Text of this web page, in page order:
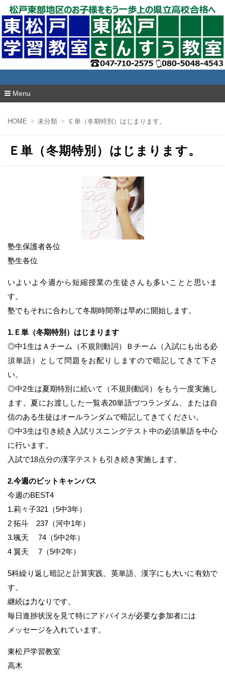
東松戸学習教室
Menu
ン
HOME 未分類 Ｅ単（冬期特別）はじまります。
Ｅ単（冬期特別）はじまります。
塾生保護者各位
塾生各位
いよいよ今週から短縮授業の生徒さんも多いことと思いま
す。
塾でもそれに合わして冬期時間帯は早めに開始します。
1.Ｅ単（冬期特別）はじまります
◎中1生はＡチーム（不規則動詞）Ｂチーム（入試にも出る必
須単語）として問題をお配りしますので暗記してきて下さ
い。
◎中2生は夏期特別に続いて（不規則動詞）をもう一度実施し
ます。夏にお渡しした一覧表20単語づつランダム、または自
信のある生徒はオールランダムで暗記してきてください。
◎中3生は引き続き入試リスニングテスト中の必須単語を中心
に行います。
入試で18点分の漢字テストも引き続き実施します。
2.今週のビットキャンパス
今週のBEST4
1.莉々子321（5中3年）
2 拓斗 237（河中1年）
3.颯天 74（5中2年）
4 翼天 7（5中2年）
5科繰り返し暗記と計算実践、英単語、漢字にも大いに有効で
す。
継続は力なりです。
毎日進捗状況を見て特にアドバイスが必要な参加者には
メッセージを入れています。
東松戸学習教室
高木